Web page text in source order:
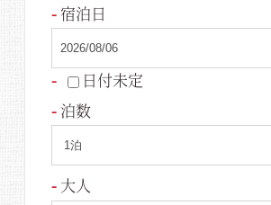
宿泊日
日付未定
泊数
大人